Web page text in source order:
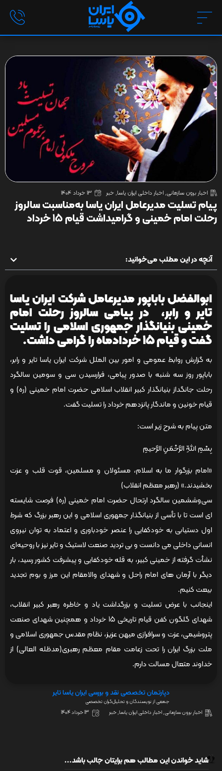
اخبار برون سازمانی,اخبار داخلی ایران یاسا,خبر 13 خرداد 1404
پیام تسلیت مدیرعامل ایران یاسا به‌مناسبت سالروز
رحلت امام خمینی و گرامیداشت قیام ۱۵ خرداد
آنچه در این مطلب می‌خوانید:
ابوالفضل باباپور مدیرعامل شرکت ایران یاسا
تایر و رابر، در پیامی سالروز رحلت امام
خمینی بنیانگذار جمهوری اسلامی را تسلیت
گفت و قیام ۱۵ خرداد‌ماه را گرامی داشت.
به گزارش روابط عمومی و امور بین الملل شرکت ایران یاسا تایر و رابر،
باباپور روز سه شنبه با صدور پیامی، فرارسیدن سی و سومین سالگرد
رحلت جانگداز بنیانگذار کبیر انقلاب اسلامی حضرت امام خمینی (ره) و
قیام خونین و ماندگار پانزدهم خرداد را تسلیت گفت.‎
متن پیام به شرح زیر است:
بِسْمِ اللّهِ الرَّحْمَنِ الرَّحيمِ
«امام بزرگوار ما به اسلام، مسئولان و مسلمين، قوت قلب و عزت
بخشيدند.» (رهبر معظم انقلاب)
سی‌وششمین سالگرد ارتحال حضرت امام خمینی (ره) فرصت شایسته
ای است تا با تأسی از بنیانگذار جمهوری اسلامی و این رهبر بزرگ که شرط
اول دستیابی به خودکفایی را عنصر خودباوری و اعتماد به توان نیروی
انسانی داخلی می دانست و بی تردید صنعت لاستیک و تایر نیز با روحیه‌ای
نشأت گرفته از خمینی کبیر، به قله خودکفایی و پیشرفت کشور رسید، بار
دیگر با آرمان های امام راحل و شهدای والامقام این مرز و بوم تجدید
بیعت کنیم.
اینجانب با عرض تسلیت و بزرگداشت یاد و خاطره رهبر کبیر انقلاب،
شهدای گلگون کفن قیام تاریخی 15 خرداد و همچنین شهدای صنعت
پتروشیمی، عزت و سرافرازی میهن عزیز، نظام مقدس جمهوری اسلامی و
ملت بزرگ ایران را تحت زعامت مقام معظم رهبری(مدظله العالی) از
خداوند متعال مسالت دارم.
دپارتمان تخصصی نقد و بررسی ایران یاسا تایر
جمعی از نویسندگان و تحلیل‌گران تخصصی
اخبار برون سازمانی,اخبار داخلی ایران یاسا,خبر 13 خرداد 1404
شاید خواندن این مطالب هم برایتان جالب باشد...